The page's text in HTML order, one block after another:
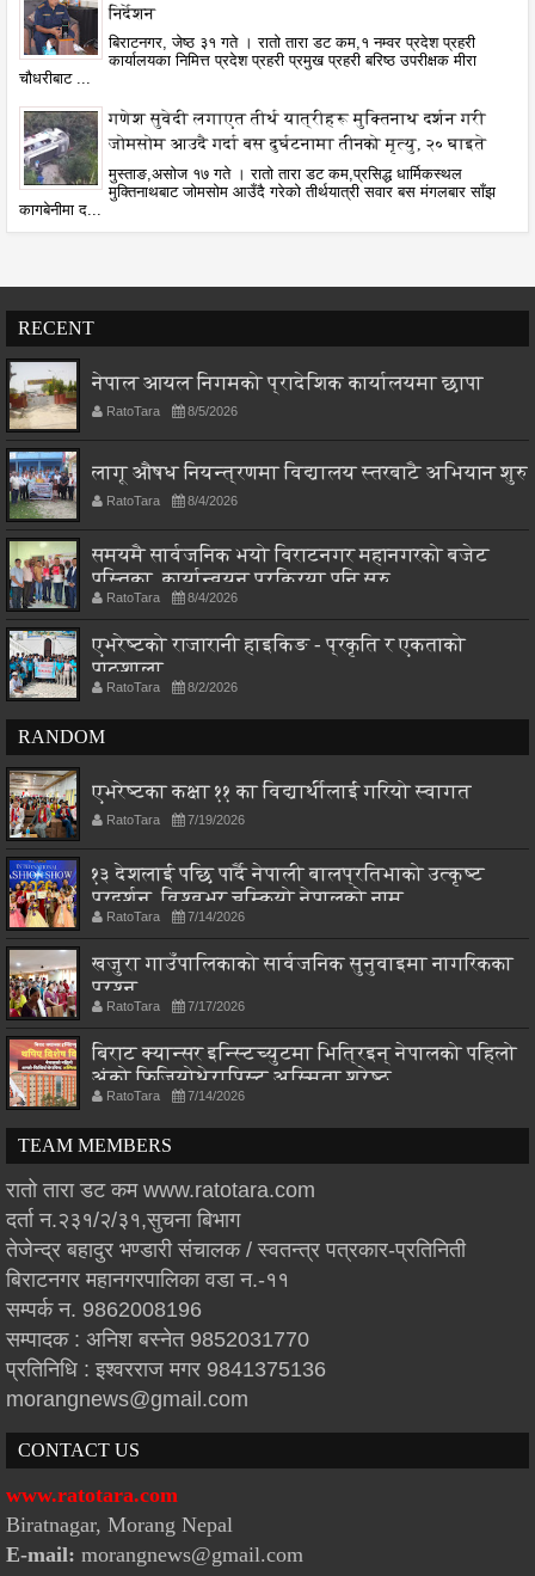
निर्देशन
बिराटनगर, जेष्ठ ३१ गते । रातो तारा डट कम,१ नम्वर प्रदेश प्रहरी
कार्यालयका निमित्त प्रदेश प्रहरी प्रमुख प्रहरी बरिष्ठ उपरीक्षक मीरा
चौधरीबाट ...
गणेश सुवेदी लगाएत तीर्थ यात्रीहरू मुक्तिनाथ दर्शन गरी
जोमसोम आउदै गर्दा बस दुर्घटनामा तीनको मृत्यु, २० घाइते
मुस्ताङ,असोज १७ गते । रातो तारा डट कम,प्रसिद्ध धार्मिकस्थल
मुक्तिनाथबाट जोमसोम आउँदै गरेको तीर्थयात्री सवार बस मंगलबार साँझ
कागबेनीमा द...
RECENT
नेपाल आयल निगमको प्रादेशिक कार्यालयमा छापा
RatoTara 8/5/2026
लागू औषध नियन्त्रणमा विद्यालय स्तरबाटै अभियान शुरु
RatoTara 8/4/2026
समयमै सार्वजनिक भयो विराटनगर महानगरको बजेट
पुस्तिका, कार्यान्वयन प्रक्रिया पनि सुरु
RatoTara 8/4/2026
एभरेष्टको राजारानी हाइकिङ - प्रकृति र एकताको
पाठशाला
RatoTara 8/2/2026
RANDOM
एभरेष्टका कक्षा ११ का विद्यार्थीलाई गरियो स्वागत
RatoTara 7/19/2026
१३ देशलाई पछि पार्दै नेपाली बालप्रतिभाको उत्कृष्ट
प्रदर्शन, विश्वभर चम्कियो नेपालको नाम
RatoTara 7/14/2026
खजुरा गाउँपालिकाको सार्वजनिक सुनुवाइमा नागरिकका
प्रश्न
RatoTara 7/17/2026
बिराट क्यान्सर इन्स्टिच्युटमा भित्रिइन् नेपालको पहिलो
अंको फिजियोथेरापिस्ट अस्मिता श्रेष्ठ
RatoTara 7/14/2026
TEAM MEMBERS
रातो तारा डट कम www.ratotara.com
दर्ता न.२३१/२/३१,सुचना बिभाग
तेजेन्द्र बहादुर भण्डारी संचालक / स्वतन्त्र पत्रकार-प्रतिनिती
बिराटनगर महानगरपालिका वडा न.-११
सम्पर्क न. 9862008196
सम्पादक : अनिश बस्नेत 9852031770
प्रतिनिधि : इश्वरराज मगर 9841375136
morangnews@gmail.com
CONTACT US
www.ratotara.com
Biratnagar, Morang Nepal
E-mail: morangnews@gmail.com